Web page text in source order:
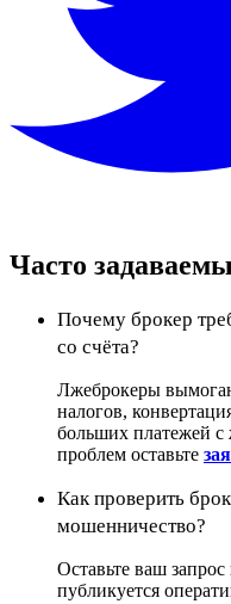
Часто
Почему брокер
со счёта?
Лжеброкеры
налогов,
больших платежей
проблем оставьте
Как проверить
мошенничество?
Оставьте ваш
публикуется